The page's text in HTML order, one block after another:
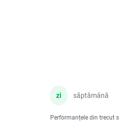
zi săptămână
Performanțele din trecut